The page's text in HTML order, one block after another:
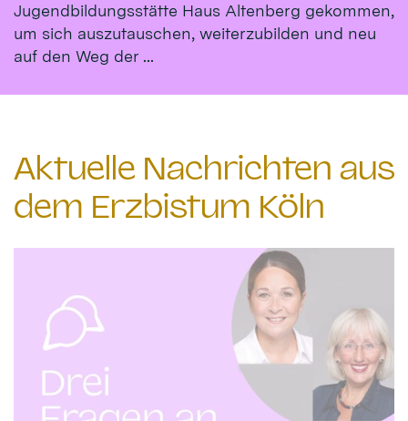
Jugendbildungsstätte Haus Altenberg gekommen,
um sich auszutauschen, weiterzubilden und neu
auf den Weg der ...
Aktuelle Nachrichten aus
dem Erzbistum Köln